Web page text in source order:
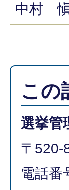
中村
この
選挙管
〒520-
電話番